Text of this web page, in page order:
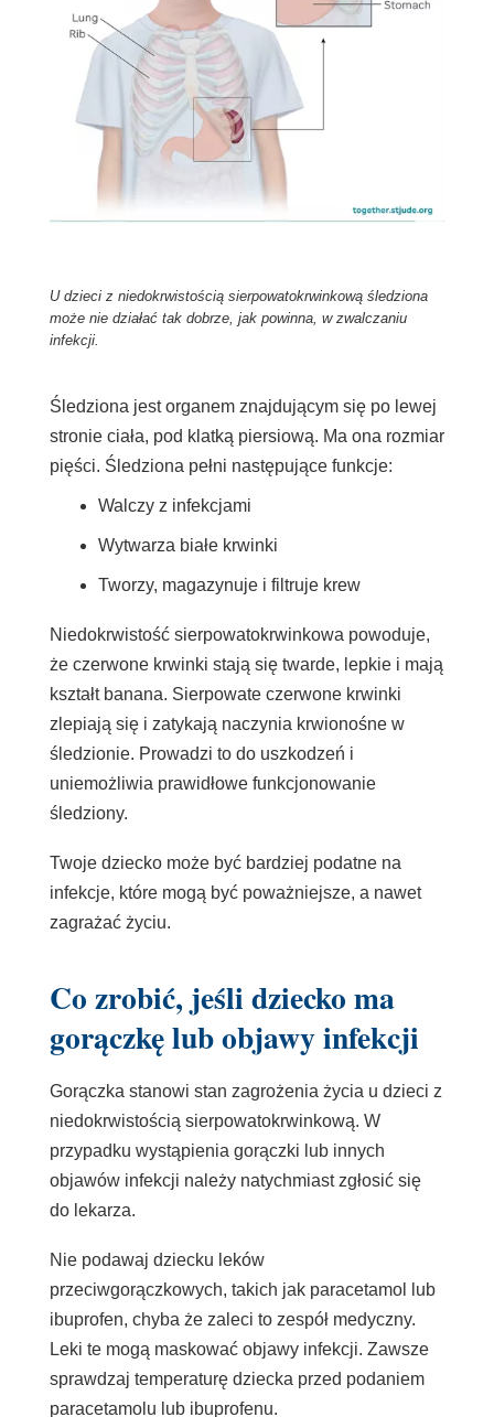
U dzieci z niedokrwistością sierpowatokrwinkową śledziona
może nie działać tak dobrze, jak powinna, w zwalczaniu
infekcji.
Śledziona jest organem znajdującym się po lewej
stronie ciała, pod klatką piersiową. Ma ona rozmiar
pięści. Śledziona pełni następujące funkcje:
Walczy z infekcjami
Wytwarza białe krwinki
Tworzy, magazynuje i filtruje krew
Niedokrwistość sierpowatokrwinkowa powoduje,
że czerwone krwinki stają się twarde, lepkie i mają
kształt banana. Sierpowate czerwone krwinki
zlepiają się i zatykają naczynia krwionośne w
śledzionie. Prowadzi to do uszkodzeń i
uniemożliwia prawidłowe funkcjonowanie
śledziony.
Twoje dziecko może być bardziej podatne na
infekcje, które mogą być poważniejsze, a nawet
zagrażać życiu.
Co zrobić, jeśli dziecko ma
gorączkę lub objawy infekcji
Gorączka stanowi stan zagrożenia życia u dzieci z
niedokrwistością sierpowatokrwinkową. W
przypadku wystąpienia gorączki lub innych
objawów infekcji należy natychmiast zgłosić się
do lekarza.
Nie podawaj dziecku leków
przeciwgorączkowych, takich jak paracetamol lub
ibuprofen, chyba że zaleci to zespół medyczny.
Leki te mogą maskować objawy infekcji. Zawsze
sprawdzaj temperaturę dziecka przed podaniem
paracetamolu lub ibuprofenu.